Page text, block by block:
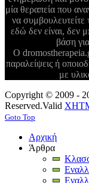
μία θεραπεία που
να
εδώ δεν είναι, δεν
βάση
Ο
παραλείψεις ή
με
Copyright © 2009 -
Reserved.Valid
Goto Top
Αρχική
Άρθρα